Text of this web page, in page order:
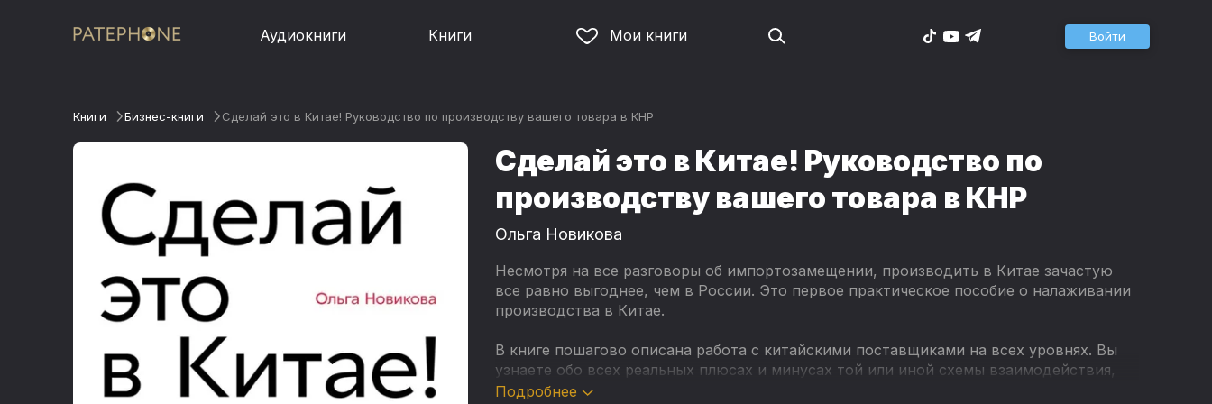
Аудиокниги Книги Мои книги Войти
Книги Бизнес-книги Сделай это в Китае! Руководство по производству вашего товара в КНР
Сделай это в Китае! Руководство по
производству вашего товара в КНР
Ольга Новикова
Несмотря на все разговоры об импортозамещении, производить в Китае зачастую
все равно выгоднее, чем в России. Это первое практическое пособие о налаживании
производства в Китае.
В книге пошагово описана работа с китайскими поставщиками на всех уровнях. Вы
узнаете обо всех реальных плюсах и минусах той или иной схемы взаимодействия,
сможете просчитать перспективы производства товаров в Поднебесной, сэкономите
Подробнее